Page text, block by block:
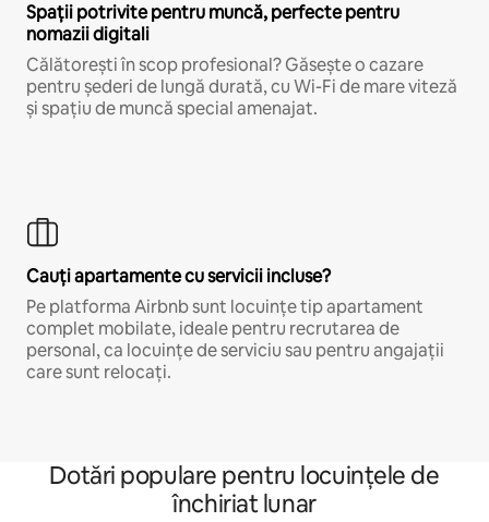
Spații potrivite pentru muncă, perfecte pentru
nomazii digitali
Călătorești în scop profesional? Găsește o cazare
pentru șederi de lungă durată, cu Wi-Fi de mare viteză
și spațiu de muncă special amenajat.
Cauți apartamente cu servicii incluse?
Pe platforma Airbnb sunt locuințe tip apartament
complet mobilate, ideale pentru recrutarea de
personal, ca locuințe de serviciu sau pentru angajații
care sunt relocați.
Dotări populare pentru locuințele de
închiriat lunar